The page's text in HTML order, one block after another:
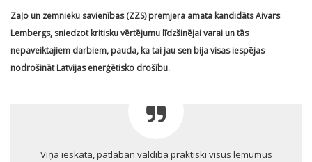
Zaļo un zemnieku savienības (ZZS) premjera amata kandidāts Aivars
Lembergs, sniedzot kritisku vērtējumu līdzšinējai varai un tās
nepaveiktajiem darbiem, pauda, ka tai jau sen bija visas iespējas
nodrošināt Latvijas enerģētisko drošību.
Viņa ieskatā, patlaban valdība praktiski visus lēmumus